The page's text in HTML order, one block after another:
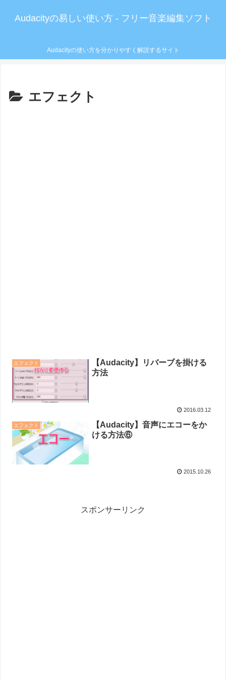
Audacityの易しい使い方 - フリー音楽編集ソフト
Audacityの使い方を分かりやすく解説するサイト
エフェクト
エフェクト
【Audacity】リバーブを掛ける
方法
2016.03.12
エフェクト
【Audacity】音声にエコーをか
ける方法⑥
2015.10.26
スポンサーリンク